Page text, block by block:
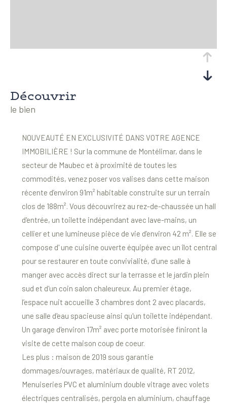
découvrir
le bien
NOUVEAUTÉ EN EXCLUSIVITÉ DANS VOTRE AGENCE
IMMOBILIÈRE ! Sur la commune de Montélimar, dans le
secteur de Maubec et à proximité de toutes les
commodités, venez poser vos valises dans cette maison
récente d’environ 91m² habitable construite sur un terrain
clos de 188m². Vous découvrirez au rez-de-chaussée un hall
d'entrée, un toilette indépendant avec lave-mains, un
cellier et une lumineuse pièce de vie d’environ 42 m². Elle se
compose d' une cuisine ouverte équipée avec un îlot central
pour se restaurer en toute convivialité, d'une salle à
manger avec accès direct sur la terrasse et le jardin plein
sud et d'un coin salon chaleureux. Au premier étage,
l’espace nuit accueille 3 chambres dont 2 avec placards,
une salle d'eau spacieuse ainsi qu'un toilette indépendant.
Un garage d'environ 17m² avec porte motorisée finiront la
visite de cette maison coup de coeur.
Les plus : maison de 2019 sous garantie
dommages/ouvrages, matériaux de qualité, RT 2012,
Menuiseries PVC et aluminium double vitrage avec volets
électriques centralisés, pergola en aluminium, chauffage